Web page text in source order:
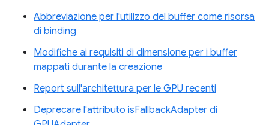
Abbreviazione per l'utilizzo del buffer come risorsa
di binding
Modifiche ai requisiti di dimensione per i buffer
mappati durante la creazione
Report sull'architettura per le GPU recenti
Deprecare l'attributo isFallbackAdapter di